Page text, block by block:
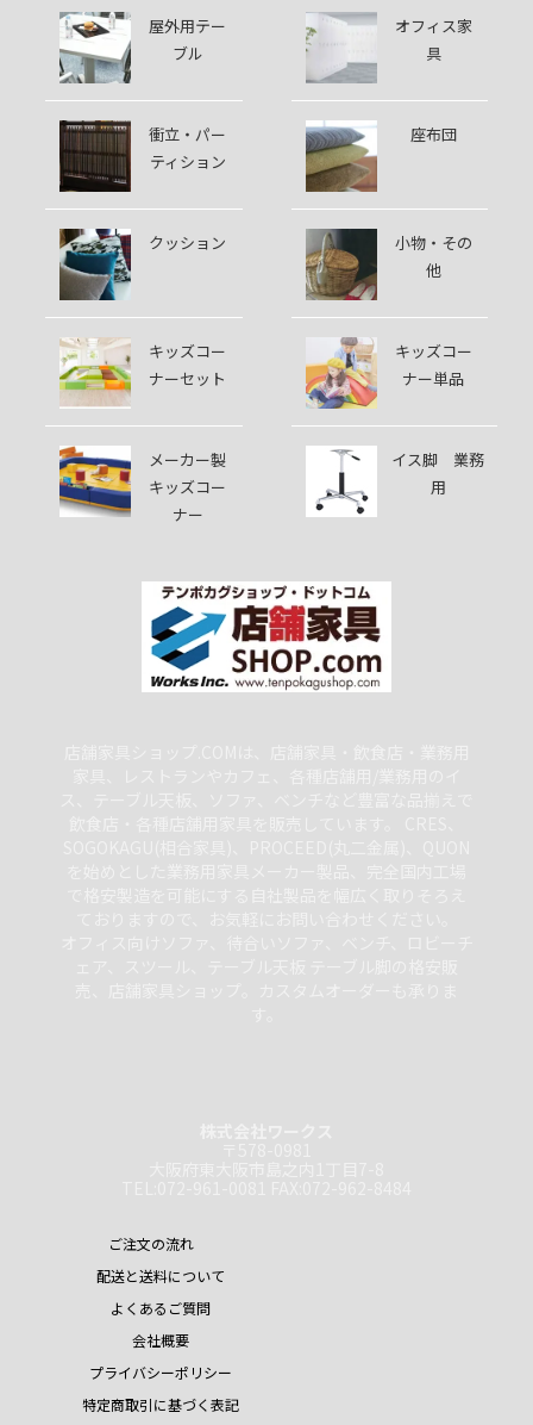
屋外用テー
ブル
オフィス家
具
衝立・パー
ティション
座布団
クッション
小物・その
他
キッズコー
ナーセット
キッズコー
ナー単品
メーカー製
キッズコー
ナー
イス脚 業務
用
ご注文の流れ
配送と送料について
よくあるご質問
会社概要
プライバシーポリシー
特定商取引に基づく表記